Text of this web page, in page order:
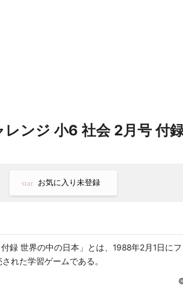
ンジ 小6 社会 2月号 付
star お気に入り未登録
録 世界の中の日本」とは、1988年2月1日に
れた学習ゲームである。